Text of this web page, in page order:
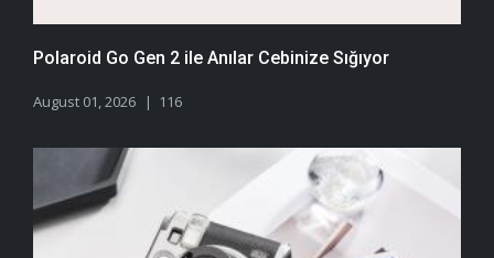
Polaroid Go Gen 2 ile Anılar Cebinize Sığıyor
August 01, 2026 116